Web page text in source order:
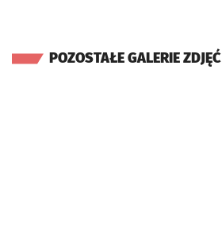
POZOSTAŁE GALERIE ZDJĘĆ